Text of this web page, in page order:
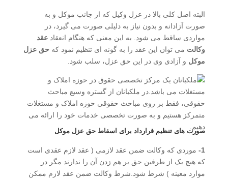
البته اصل کلی بالا در عزل وکیل که از جانب موکل و به
صورت آزادانه و بدون نیاز به دلیلی صورت می گیرد، در
مواردی ساقط می شود. به این معنی که هنگام انعقاد عقد
وکالت می توان این عقد را به گونه ای تنظیم نمود که حق عزل
موکل و آزادی وی در این حق عزل، سلب شود.
صورت های تنظیم قرارداد برای اسقاط حق عزل موکل
1-
موردی که وکالت ضمن عقد لازمی ( عقد لازم عقدی است
که هیچ یک از طرفین حق بر هم زدن آن را ندارند مگر در
موارد معینه ) شرط شود.شرط وکالت ضمن عقد لازم ممکن